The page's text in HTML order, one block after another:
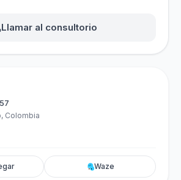
Llamar al consultorio
Colombia
Waze